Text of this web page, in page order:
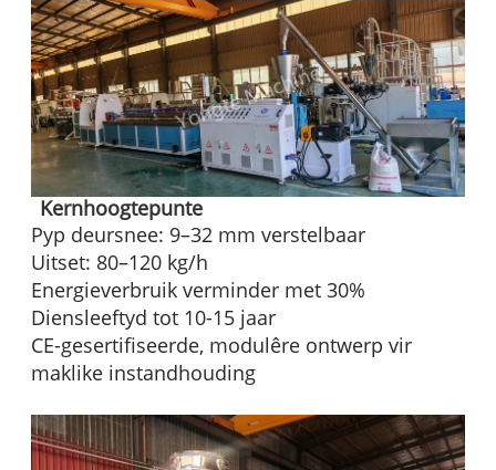
Kernhoogtepunte
Pyp deursnee: 9–32 mm verstelbaar
Uitset: 80–120 kg/h
Energieverbruik verminder met 30%
Diensleeftyd tot 10-15 jaar
CE-gesertifiseerde, modulêre ontwerp vir
maklike instandhouding